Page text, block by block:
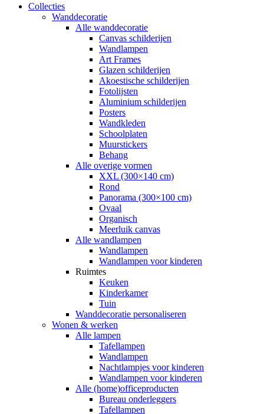
Collecties
Wanddecoratie
Alle wanddecoratie
Canvas schilderijen
Wandlampen
Art Frames
Glazen schilderijen
Akoestische schilderijen
Fotolijsten
Aluminium schilderijen
Posters
Wandkleden
Schoolplaten
Muurstickers
Behang
Alle overige vormen
XXL (300×140 cm)
Rond
Panorama (300×100 cm)
Ovaal
Organisch
Meerluik canvas
Alle wandlampen
Wandlampen
Wandlampen voor kinderen
Ruimtes
Keuken
Kinderkamer
Tuin
Wanddecoratie personaliseren
Wonen & werken
Alle lampen
Tafellampen
Wandlampen
Nachtlampjes voor kinderen
Wandlampen voor kinderen
Alle (home)officeproducten
Bureau onderleggers
Tafellampen